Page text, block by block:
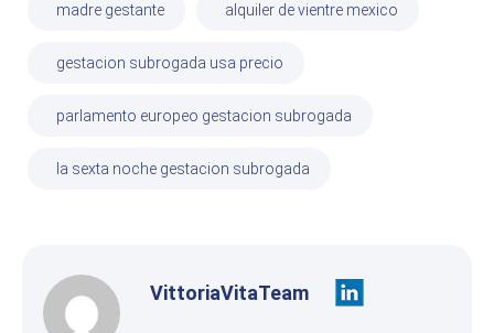
madre gestante alquiler de vientre mexico
gestacion subrogada usa precio
parlamento europeo gestacion subrogada
la sexta noche gestacion subrogada
VittoriaVitaTeam